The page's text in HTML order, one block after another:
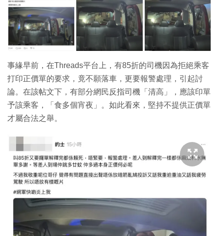
事緣早前，在Threads平台上，有85折的司機因為拒絕乘客
打印正價單的要求，竟不願落車，更要報警處理，引起討
論。在該帖文下，有部分網民反指司機「清高」，應該印單
予該乘客，「食多個宵夜」。如此看來，堅持不提供正價單
才屬合法之舉。